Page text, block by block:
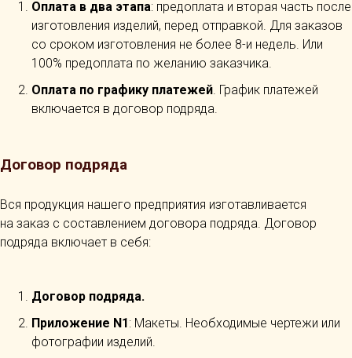
Оплата в два этапа: предоплата и вторая часть после
изготовления изделий, перед отправкой. Для заказов
со сроком изготовления не более 8-и недель. Или
100% предоплата по желанию заказчика.
Оплата по графику платежей. График платежей
включается в договор подряда.
Договор подряда
Вся продукция нашего предприятия изготавливается
на заказ с составлением договора подряда. Договор
подряда включает в себя:
Договор подряда.
Приложение N1: Макеты. Необходимые чертежи или
фотографии изделий.